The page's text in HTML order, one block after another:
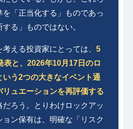
を「正当化する」ものであっ
る」ものではない。
える投資家にとっては、 5
表と、2026年10月17日のロ
いう2つの大きなイベント通
リュエーションを再評価する
ろう。とりわけロックアッ
ン保有は、明確な「リスク